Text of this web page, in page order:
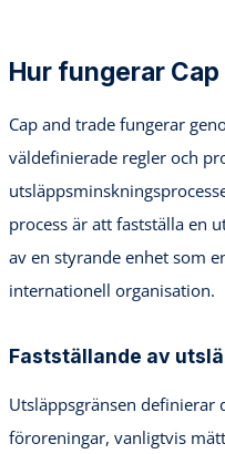
Hur fungerar Cap
Cap and trade fungerar
väldefinierade regler och
process är att fastställa en
av en styrande enhet som
internationell organisation.
Fastställande av
Utsläppsgränsen definierar
föroreningar, vanligtvis